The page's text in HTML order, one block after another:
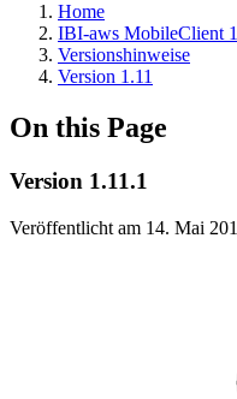
Home
IBI-aws MobileClient
Versionshinweise
Version 1.11
On this Page
Version 1.11.1
Veröffentlicht am 14. Mai